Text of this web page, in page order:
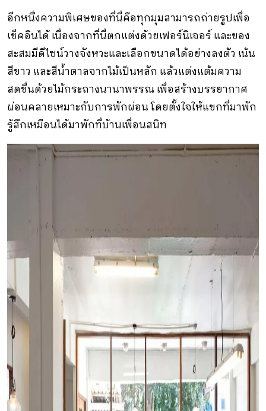
อีกหนึ่งความพิเศษของที่นี่คือทุกมุมสามารถถ่ายรูปเพื่อ
เช็คอินได้ เนื่องจากที่นี่ตกแต่งด้วยเฟอร์นิเจอร์ และของ
สะสมมีดีไซน์วางจังหวะและเลือกขนาดได้อย่างลงตัว เน้น
สีขาว และสีน้ำตาลจากไม้เป็นหลัก แล้วแต่งแต้มความ
สดชื่นด้วยไม้กระถางนานาพรรณ เพื่อสร้างบรรยากาศ
ผ่อนคลายเหมาะกับการพักผ่อน โดยตั้งใจให้แขกที่มาพัก
รู้สึกเหมือนได้มาพักที่บ้านเพื่อนสนิท